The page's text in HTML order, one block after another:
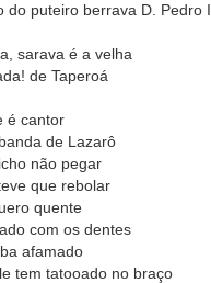
do puteiro berrava D. Pedro I
sarava é a velha
de Taperoá
é cantor
de Lazarô
não pegar
que rebolar
quente
com os dentes
afamado
tem tatooado no braço